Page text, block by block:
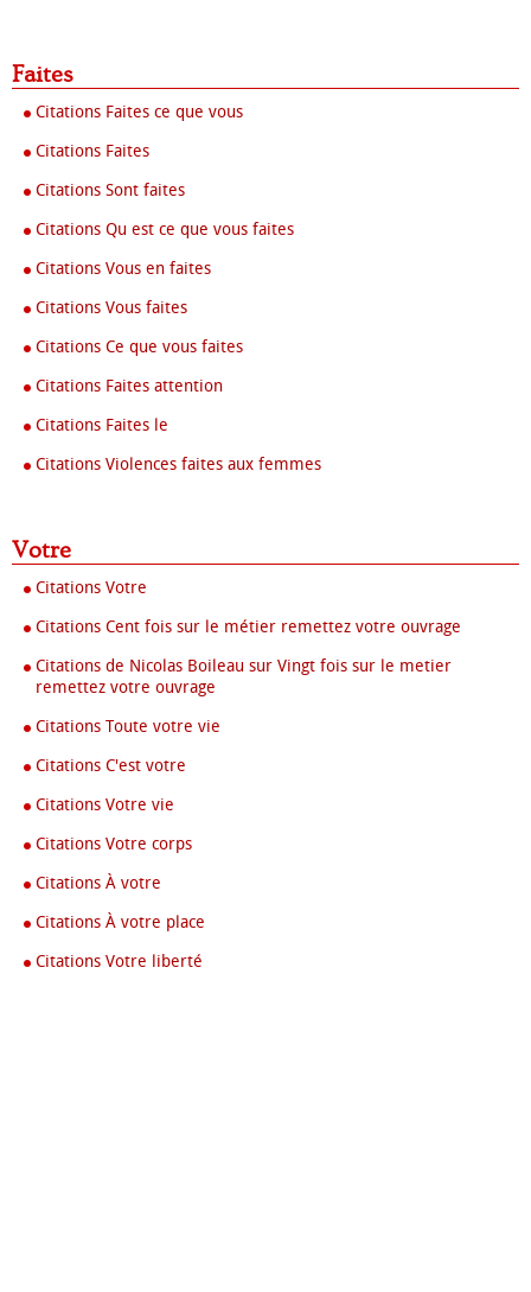
Faites
Citations Faites ce que vous
Citations Faites
Citations Sont faites
Citations Qu est ce que vous faites
Citations Vous en faites
Citations Vous faites
Citations Ce que vous faites
Citations Faites attention
Citations Faites le
Citations Violences faites aux femmes
Votre
Citations Votre
Citations Cent fois sur le métier remettez votre ouvrage
Citations de Nicolas Boileau sur Vingt fois sur le metier
remettez votre ouvrage
Citations Toute votre vie
Citations C'est votre
Citations Votre vie
Citations Votre corps
Citations À votre
Citations À votre place
Citations Votre liberté